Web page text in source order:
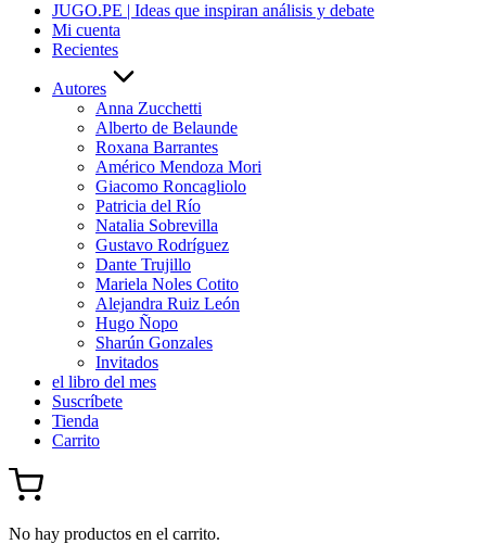
JUGO.PE | Ideas que inspiran análisis y debate
Mi cuenta
Recientes
Autores
Anna Zucchetti
Alberto de Belaunde
Roxana Barrantes
Américo Mendoza Mori
Giacomo Roncagliolo
Patricia del Río
Natalia Sobrevilla
Gustavo Rodríguez
Dante Trujillo
Mariela Noles Cotito
Alejandra Ruiz León
Hugo Ñopo
Sharún Gonzales
Invitados
el libro del mes
Suscríbete
Tienda
Carrito
No hay productos en el carrito.